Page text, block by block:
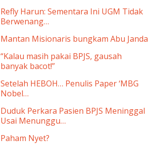
Refly Harun: Sementara Ini UGM Tidak
Berwenang…
Mantan Misionaris bungkam Abu Janda
“Kalau masih pakai BPJS, gausah
banyak bacot!”
Setelah HEBOH… Penulis Paper ‘MBG
Nobel…
Duduk Perkara Pasien BPJS Meninggal
Usai Menunggu…
Paham Nyet?